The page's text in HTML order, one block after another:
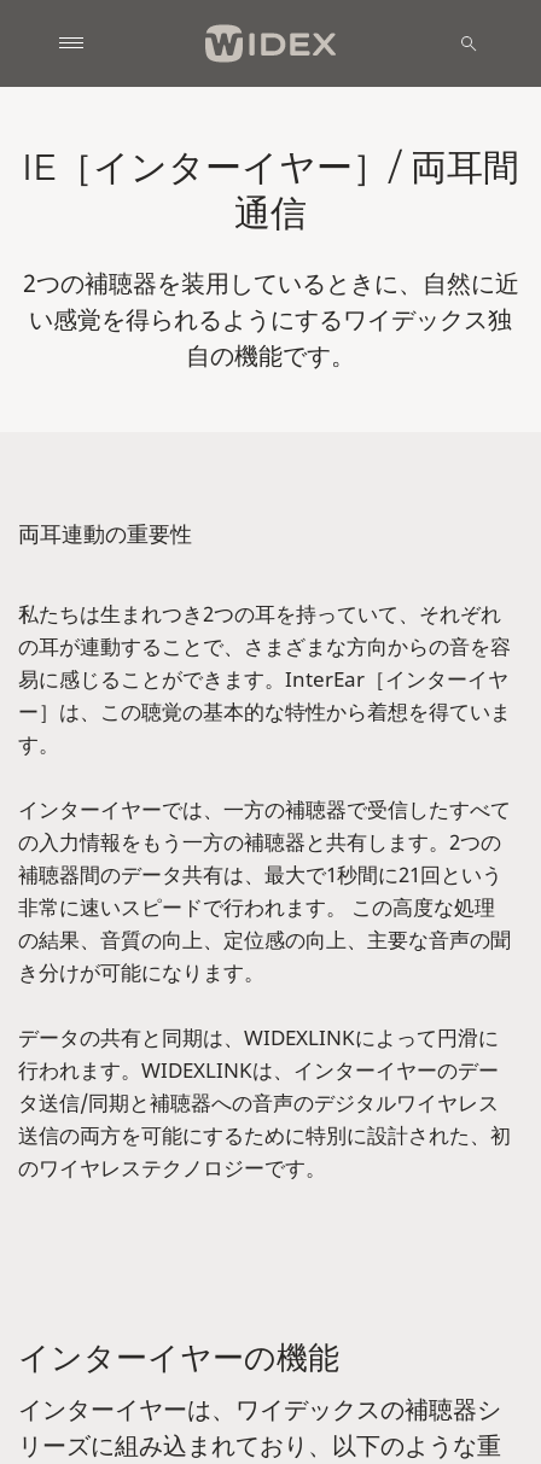
IE［インターイヤー］/ 両耳間
通信
2つの補聴器を装用しているときに、自然に近
い感覚を得られるようにするワイデックス独
自の機能です。
両耳連動の重要性
私たちは生まれつき2つの耳を持っていて、それぞれ
の耳が連動することで、さまざまな方向からの音を容
易に感じることができます。InterEar［インターイヤ
ー］は、この聴覚の基本的な特性から着想を得ていま
す。
インターイヤーでは、一方の補聴器で受信したすべて
の入力情報をもう一方の補聴器と共有します。2つの
補聴器間のデータ共有は、最大で1秒間に21回という
非常に速いスピードで行われます。 この高度な処理
の結果、音質の向上、定位感の向上、主要な音声の聞
き分けが可能になります。
データの共有と同期は、WIDEXLINKによって円滑に
行われます。WIDEXLINKは、インターイヤーのデー
タ送信/同期と補聴器への音声のデジタルワイヤレス
送信の両方を可能にするために特別に設計された、初
のワイヤレステクノロジーです。
インターイヤーの機能
インターイヤーは、ワイデックスの補聴器シ
リーズに組み込まれており、以下のような重